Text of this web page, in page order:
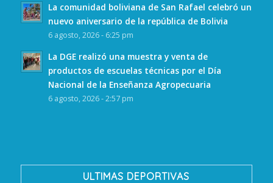
La comunidad boliviana de San Rafael celebró un
nuevo aniversario de la república de Bolivia
6 agosto, 2026 - 6:25 pm
La DGE realizó una muestra y venta de
productos de escuelas técnicas por el Día
Nacional de la Enseñanza Agropecuaria
6 agosto, 2026 - 2:57 pm
ULTIMAS DEPORTIVAS